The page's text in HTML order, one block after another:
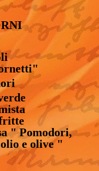
" Pomodori,
e olive "